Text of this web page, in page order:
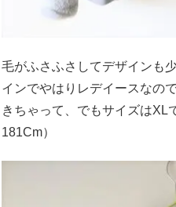
毛がふさふさしてデザインも
インでやはりレデイースなの
きちゃって、でもサイズはXL
181Cm）